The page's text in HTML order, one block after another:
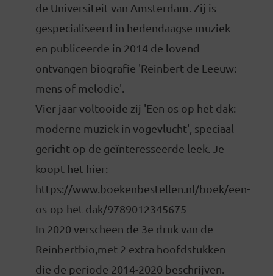
de Universiteit van Amsterdam. Zij is
gespecialiseerd in hedendaagse muziek
en publiceerde in 2014 de lovend
ontvangen biografie 'Reinbert de Leeuw:
mens of melodie'.
Vier jaar voltooide zij 'Een os op het dak:
moderne muziek in vogevlucht', speciaal
gericht op de geïnteresseerde leek. Je
koopt het hier:
https://www.boekenbestellen.nl/boek/een-
os-op-het-dak/9789012345675
In 2020 verscheen de 3e druk van de
Reinbertbio,met 2 extra hoofdstukken
die de periode 2014-2020 beschrijven.